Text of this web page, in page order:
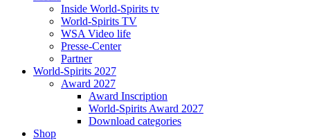
Inside World-Spirits tv
World-Spirits TV
WSA Video life
Presse-Center
Partner
World-Spirits 2027
Award 2027
Award Inscription
World-Spirits Award 2027
Download categories
Shop